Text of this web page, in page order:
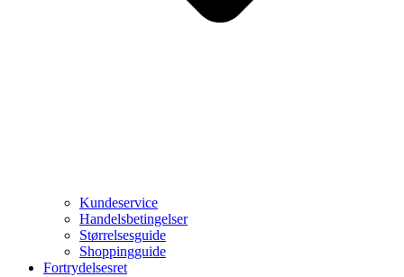
Kundeservice
Handelsbetingelser
Størrelsesguide
Shoppingguide
Fortrydelsesret